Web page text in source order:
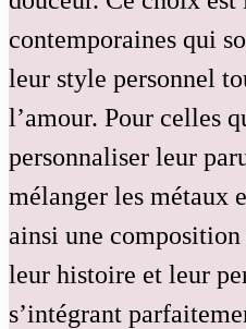
contemporaines qui
leur style personnel
l’amour. Pour celles
personnaliser leur
mélanger les métaux
ainsi une
leur histoire et leur
s’intégrant